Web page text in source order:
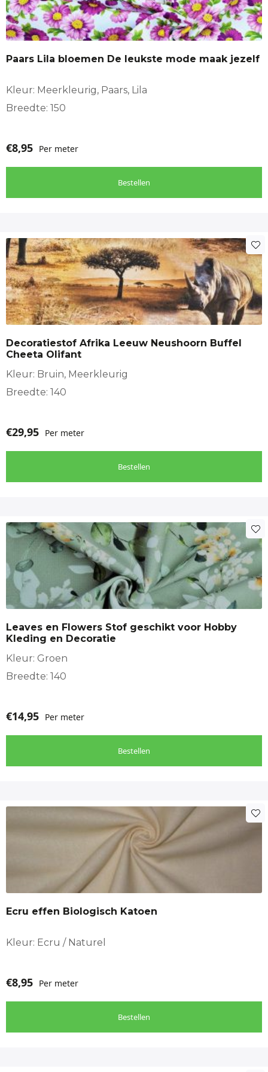
Totaal:
Stofsoorten
Katoen, Polyester
Stof geschikt voor
Decoratie, Interieur aankleding
zelfmaakmode
Paars Lila bloemen De leukste mode maak jezelf
Kleur: Meerkleurig, Paars, Lila
Breedte: 150
€8,95 Per meter
Bestellen
Decoratiestof Afrika Leeuw Neushoorn Buffel
Cheeta Olifant
Kleur: Bruin, Meerkleurig
Breedte: 140
€29,95 Per meter
Bestellen
Leaves en Flowers Stof geschikt voor Hobby
Kleding en Decoratie
Kleur: Groen
Breedte: 140
€14,95 Per meter
Bestellen
Ecru effen Biologisch Katoen
Kleur: Ecru / Naturel
€8,95 Per meter
Bestellen